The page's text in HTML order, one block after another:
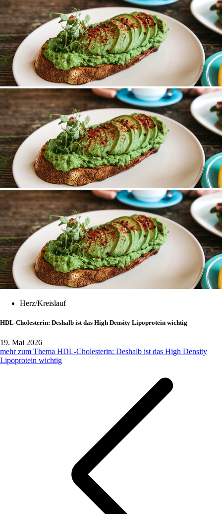
Herz/Kreislauf
HDL-Cholesterin: Deshalb ist das High Density Lipoprotein wichtig
19. Mai 2026
mehr zum Thema HDL-Cholesterin: Deshalb ist das High Density
Lipoprotein wichtig